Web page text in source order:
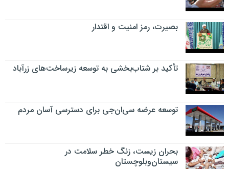
بصیرت، رمز امنیت و اقتدار
تأکید بر شتاب‌بخشی به توسعه زیرساخت‌های زرآباد
توسعه عرضه سی‌ان‌جی برای دسترسی آسان مردم
بحران زیست، زنگ خطر سلامت در
سیستان‌وبلوچستان